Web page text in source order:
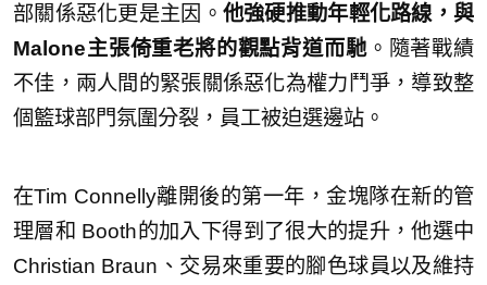
部關係惡化更是主因。 他強硬推動年輕化路線，與
Malone主張倚重老將的觀點背道而馳。隨著戰績
不佳，兩人間的緊張關係惡化為權力鬥爭，導致整
個籃球部門氛圍分裂，員工被迫選邊站。
在Tim Connelly離開後的第一年，金塊隊在新的管
理層和 Booth的加入下得到了很大的提升，他選中
Christian Braun、交易來重要的腳色球員以及維持